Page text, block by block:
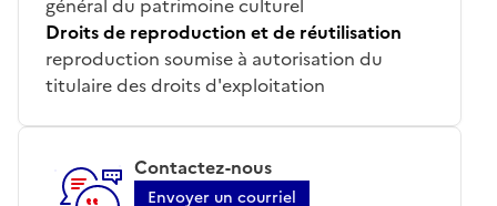
Droits de reproduction et de réutilisation
reproduction soumise à autorisation du
titulaire des droits d'exploitation
Contactez-nous
Envoyer un courriel